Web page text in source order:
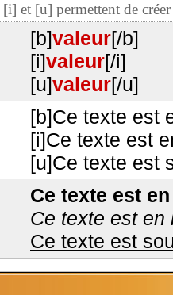
et [u] permettent de
[b]valeur[/b]
[i]valeur[/i]
[u]valeur[/u]
[b]Ce texte est
[i]Ce texte est
[u]Ce texte est
Ce texte est
Ce texte est en
Ce texte est